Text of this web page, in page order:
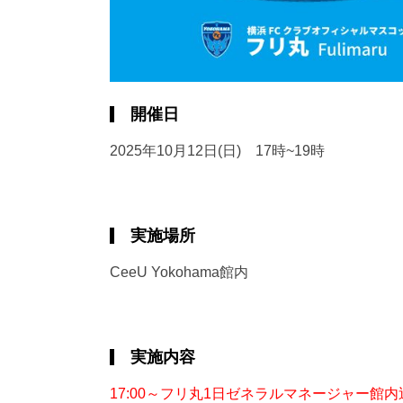
開催日
2025年10月12日(日) 17時~19時
実施場所
CeeU Yokohama館内
実施内容
17:00～フリ丸1日ゼネラルマネージャー館内